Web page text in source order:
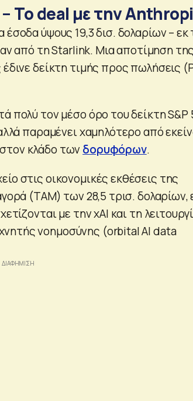
Το deal με την
έσοδα ύψους 19,3 δισ. δολαρίων –
από τη Starlink. Mια αποτίμηση
δείκτη τιμής προς πωλήσεις
πολύ τον μέσο όρο του δείκτη S&P
παραμένει χαμηλότερο από
κλάδο των δορυφόρων.
στις οικονομικές εκθέσεις της
(TAM) των 28,5 τρισ. δολαρίων,
με την xAI και τη
νοημοσύνης (orbital AI data